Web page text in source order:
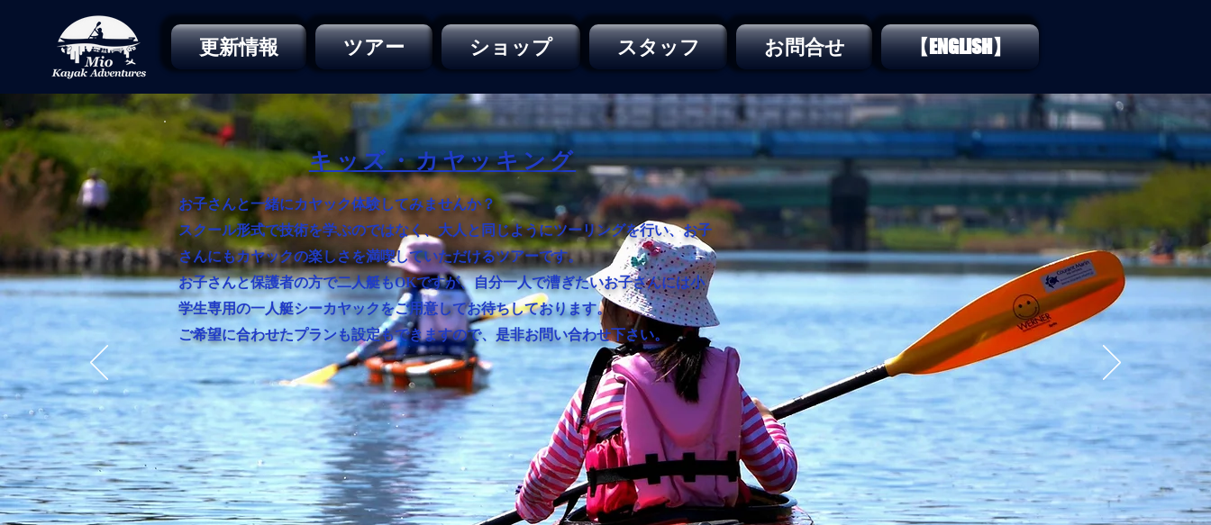
更新情報 ツアー ショップ スタッフ お問合せ 【ENGLISH】
お子さんと一緒にカヤック体験してみませんか？
スクール形式で技術を学ぶのではなく、大人と同じようにツーリングを行い、お子
さんにもカヤックの楽しさを満喫していただけるツアーです。
お子さんと保護者の方で二人艇もOKですが、自分一人で漕ぎたいお子さんには小
学生専用の一人艇シーカヤックをご用意してお待ちしております。
ご希望に合わせたプランも設定もできますので、是非お問い合わせ下さい。
キッズ・カヤッキング